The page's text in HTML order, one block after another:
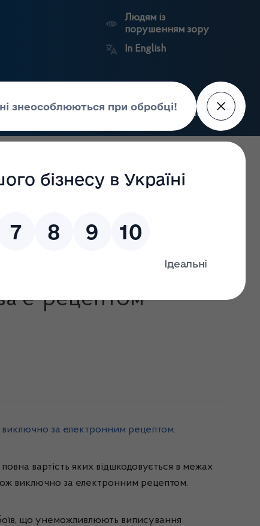
Людям із
порушенням зору
In English
центр Пошук
нагляд
реєстри
портал
Держлікслужби
бюджетів почнуть відпускатися за е-рецептом
в межах програм
е-рецептом
виключно за електронним рецептом.
вартість яких відшкодовується в межах
виключно за електронним рецептом.
що унеможливлюють виписування